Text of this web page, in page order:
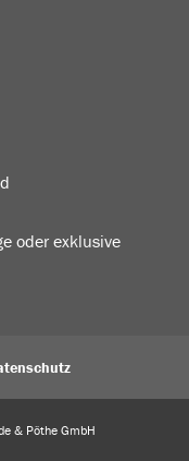
oder exklusive
& Pöthe GmbH